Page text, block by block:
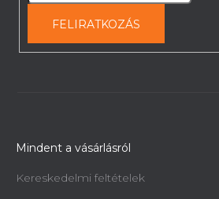
FELIRATKOZÁS
Mindent a vásárlásról
Kereskedelmi feltételek